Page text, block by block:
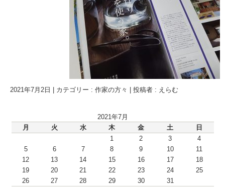
2021年7月2日 カテゴリー : 作家の方々 投稿者 : えらむ
2021年7月
月
火 水 木 金 土
日
1
2 3
4
5
6 7 8 9 10
11
12
13 14 15 16 17
18
19
20 21 22 23 24
25
26
27 28 29 30 31